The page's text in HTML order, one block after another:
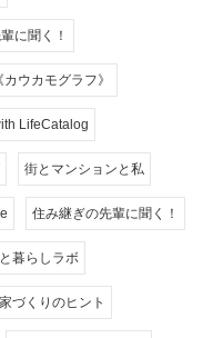
に聞く！
ウカモグラフ》
LifeCatalog
街とマンションと私
住み継ぎの先輩に聞く！
暮らしラボ
家づくりのヒント